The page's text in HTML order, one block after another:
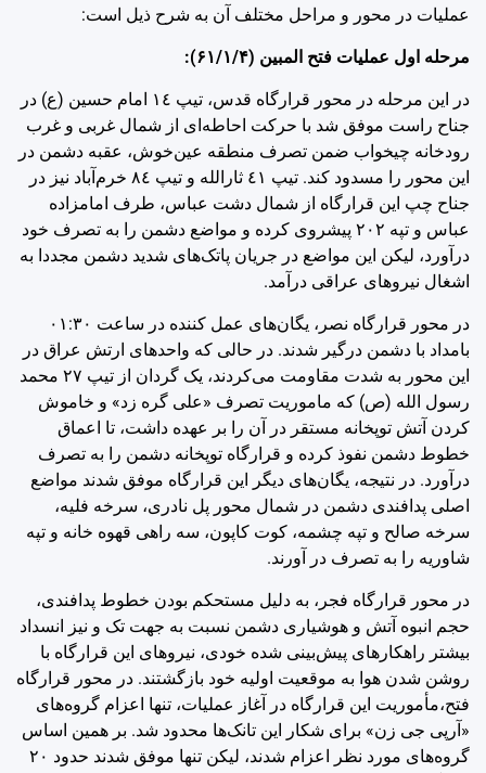
عملیات در محور و مراحل مختلف آن به شرح ذیل است:
مرحله اول عملیات فتح المبین (‌۶۱/۱/۴):
در این مرحله در محور قرارگاه قدس، تیپ ‌١٤ امام حسین (ع) در
جناح راست موفق شد با حرکت احاطه‌ای از شمال غربی و غرب
رودخانه چیخواب ضمن تصرف منطقه عین‌خوش، عقبه دشمن در
این محور را مسدود کند. تیپ ‌٤١ ثارالله و تیپ ‌٨٤ خرم‌آباد نیز در
جناح چپ این قرارگاه از شمال دشت عباس، طرف امامزاده
عباس و تپه ‌٢٠٢ پیشروی کرده و مواضع دشمن را به تصرف خود
درآورد، لیکن این مواضع در جریان پاتک‌های شدید دشمن مجددا به
اشغال نیروهای عراقی درآمد.
در محور قرارگاه نصر، یگان‌های عمل کننده در ساعت ‌٠١:۳۰
بامداد با دشمن درگیر شدند. در حالی که واحدهای ارتش عراق در
این محور به شدت مقاومت می‌کردند، یک گردان از تیپ ‌٢٧ محمد
رسول الله (ص) که ماموریت تصرف «علی گره زد» و خاموش
کردن آتش توپخانه مستقر در آن را بر عهده داشت، تا اعماق
خطوط دشمن نفوذ کرده و قرارگاه توپخانه دشمن را به تصرف
درآورد. در نتیجه، یگان‌های دیگر این قرارگاه موفق شدند مواضع
اصلی پدافندی دشمن در شمال محور پل نادری، سرخه فلیه،
سرخه صالح و تپه چشمه، کوت کاپون، سه راهی قهوه خانه و تپه
شاوریه را به تصرف در آورند.
در محور قرارگاه فجر، به دلیل مستحکم بودن خطوط پدافندی،
حجم انبوه آتش و هوشیاری دشمن نسبت به جهت تک و نیز انسداد
بیشتر راهکارهای پیش‌بینی شده خودی، نیروهای این قرارگاه با
روشن شدن هوا به موقعیت اولیه خود بازگشتند. در محور قرارگاه
فتح،مأموریت این قرارگاه در آغاز عملیات، تنها اعزام گروه‌های
«آرپی جی زن» برای شکار این تانک‌ها محدود شد. بر همین اساس
گروه‌های مورد نظر اعزام شدند، لیکن تنها موفق شدند حدود ‌٢٠